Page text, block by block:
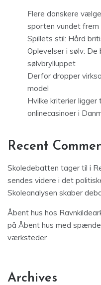
Flere danskere
sporten vundet frem
Spillets stil: Hård
Oplevelser i sølv:
sølvbrylluppet
Derfor dropper
model
Hvilke kriterier
onlinecasinoer i
Recent
Skoledebatten tager til i
sendes videre i det
Skoleanalysen skaber
Åbent hus hos
på Åbent hus med
værksteder
Archives